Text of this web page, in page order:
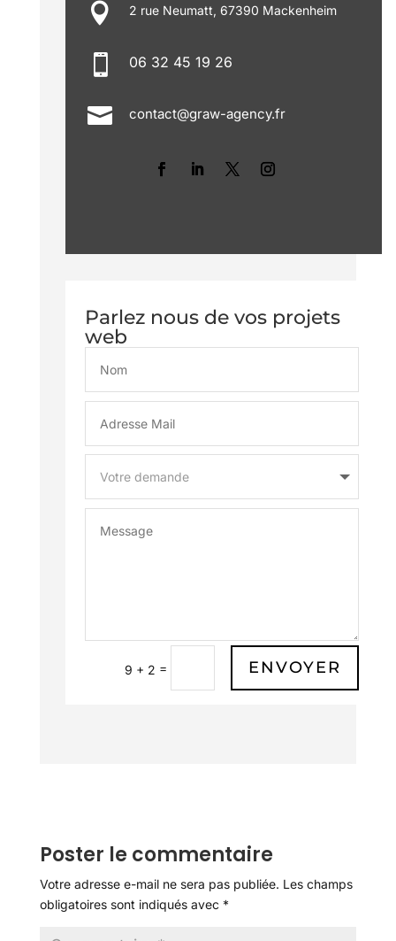
 2 rue Neumatt, 67390 Mackenheim
 06 32 45 19 26
 contact@graw-agency.fr
Parlez nous de vos projets
web
9 + 2 = ENVOYER
Poster le commentaire
Votre adresse e-mail ne sera pas publiée. Les champs
obligatoires sont indiqués avec *